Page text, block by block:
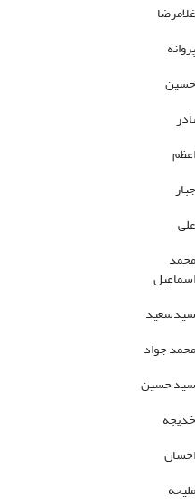
غلامرضا
پروانه
حسین
نادر
اعظم
جبار
علی
محمد
اسماعیل
سیدسعید
محمد جواد
سید حسین
خدیجه
احسان
ملیحه